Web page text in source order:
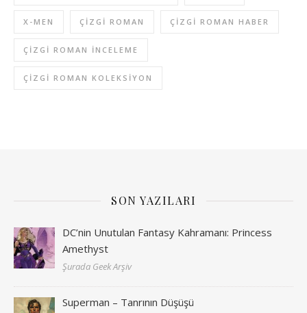
X-MEN ÇIZGI ROMAN ÇIZGI ROMAN HABER
ÇIZGI ROMAN INCELEME
ÇIZGI ROMAN KOLEKSIYON
SON YAZILARI
DC’nin Unutulan Fantasy Kahramanı: Princess
Amethyst
Şurada Geek Arşiv
Superman – Tanrının Düşüşü